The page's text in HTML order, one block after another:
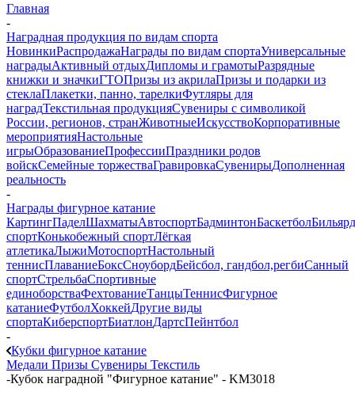
Главная
-
Наградная продукция по видам спорта
НовинкиРаспродажаНаграды по видам спортаУниверсальные
наградыАктивный отдыхДипломы и грамотыРазрядные
книжки и значкиГТОПризы из акрилаПризы и подарки из
стеклаПлакетки, панно, тарелкиФутляры для
наградТекстильная продукцияСувениры с символикой
России, регионов, странЖивотныеИскусствоКорпоративные
мероприятияНастольные
игрыОбразованиеПрофессииПраздники родов
войскСемейные торжестваГравировкаСувенирыДополненная
реальность
-
Награды фигурное катание
КартингПаделШахматыАвтоспортБадминтонБаскетболБильярд
спортКонькобежный спортЛёгкая
атлетикаЛыжиМотоспортНастольный
теннисПлаваниеБоксСноубордБейсбол, гандбол,регбиСанный
спортСтрельбаСпортивные
единоборстваФехтованиеТанцыТеннисФигурное
катаниеФутболХоккейДругие виды
спортаКиберспортБиатлонДартсПейнтбол
-
Кубки фигурное катание
Медали Призы Сувениры Текстиль
-Кубок наградной "Фигурное катание" - KM3018